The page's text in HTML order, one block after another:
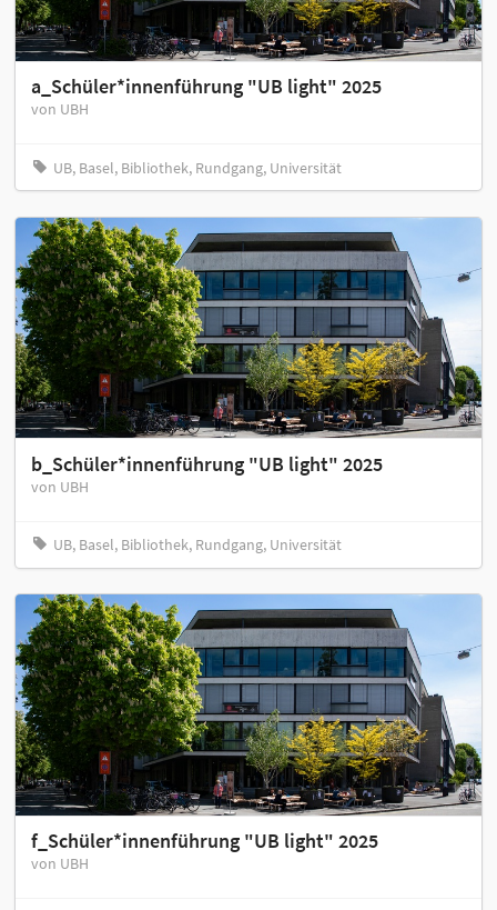
a_Schüler*innenführung "UB light" 2025
von UBH
UB, Basel, Bibliothek, Rundgang, Universität
b_Schüler*innenführung "UB light" 2025
von UBH
UB, Basel, Bibliothek, Rundgang, Universität
f_Schüler*innenführung "UB light" 2025
von UBH